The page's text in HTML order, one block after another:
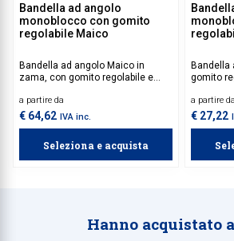
Bandella ad angolo
monoblocco con gomito
regolabile Maico
Bandella ad angolo Maico in
zama, con gomito regolabile e
specifica per sistemi monoblocco
di persiane a battente.
a partire da
€ 64,62 IVA inc.
Seleziona e acquista
Bandella
gomito
a partire da
€ 27,22
Hanno acquistato